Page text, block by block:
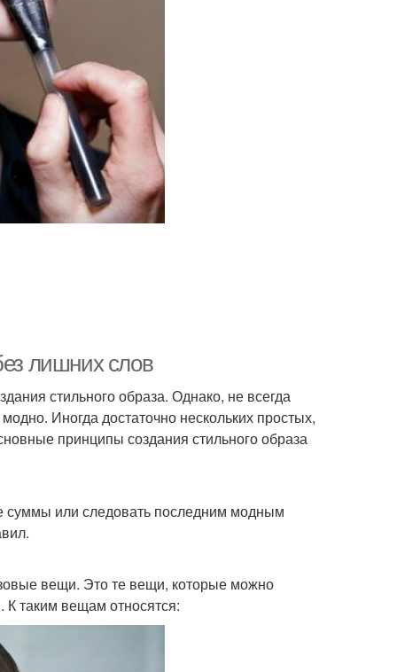
лишних слов
стильного образа. Однако, не всегда
Иногда достаточно нескольких простых,
принципы создания стильного образа
суммы или следовать последним модным
вещи. Это те вещи, которые можно
К таким вещам относятся: